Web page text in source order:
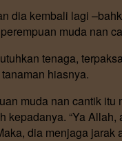
dia kembali lagi
muda nan
tenaga,
hiasnya.
muda nan cantik
“Ya
dia menjaga jarak